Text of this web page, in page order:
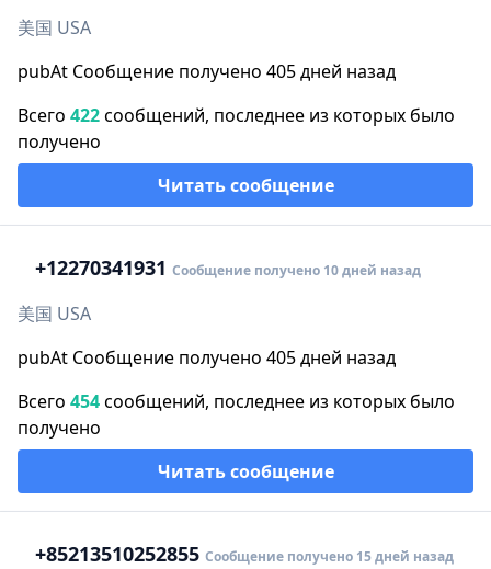
美国 USA
pubAt Сообщение получено 405 дней назад
Всего 422сообщений, последнее из которых было
получено
Читать сообщение
+12270341931 Сообщение получено 10 дней назад
美国 USA
pubAt Сообщение получено 405 дней назад
Всего 454сообщений, последнее из которых было
получено
Читать сообщение
+85213510252855 Сообщение получено 15 дней назад